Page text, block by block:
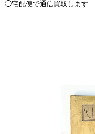
◯宅配便で通信買取します